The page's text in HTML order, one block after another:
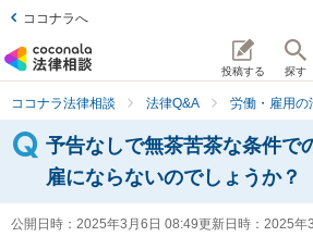
ココナラへ
投稿する 探す
ココナラ法律相談 法律Q&A 労働・雇用の
予告なしで無茶苦茶な条件で
雇にならないのでしょうか？
公開日時： 2025年3月6日 08:49更新日時： 2025年